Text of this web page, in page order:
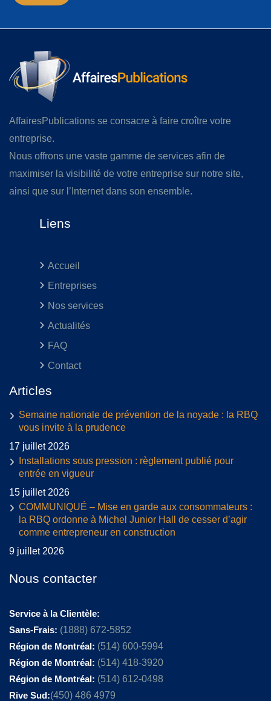
AffairesPublications se consacre à faire croître votre
entreprise.
Nous offrons une vaste gamme de services afin de
maximiser la visibilité de votre entreprise sur notre site,
ainsi que sur l’Internet dans son ensemble.
Liens
Accueil
Entreprises
Nos services
Actualités
FAQ
Contact
Articles
Semaine nationale de prévention de la noyade : la RBQ
vous invite à la prudence
17 juillet 2026
Installations sous pression : règlement publié pour
entrée en vigueur
15 juillet 2026
COMMUNIQUÉ – Mise en garde aux consommateurs :
la RBQ ordonne à Michel Junior Hall de cesser d’agir
comme entrepreneur en construction
9 juillet 2026
Nous contacter
Service à la Clientèle:
Sans-Frais: (1888) 672-5852
Région de Montréal: (514) 600-5994
Région de Montréal: (514) 418-3920
Région de Montréal: (514) 612-0498
Rive Sud:(450) 486 4979